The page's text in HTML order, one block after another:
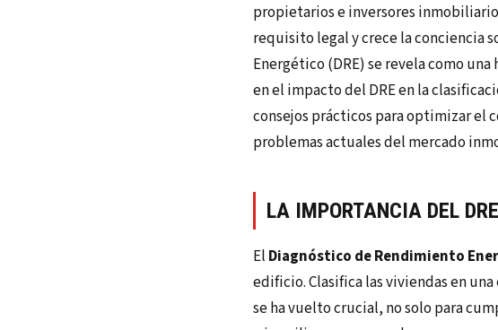
propietarios e inversores
requisito legal y crece la conciencia
Energético (DRE) se revela como
en el impacto del DRE en la
consejos prácticos para optimizar el
problemas actuales del mercado
LA IMPORTANCIA DEL
El Diagnóstico de Rendimiento
edificio. Clasifica las viviendas en
se ha vuelto crucial, no solo para